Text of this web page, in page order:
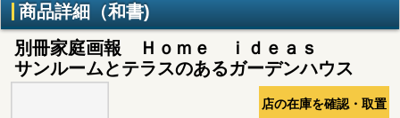
商品詳細（和書)
別冊家庭画報 Ｈｏｍｅ ｉｄｅａｓ
サンルームとテラスのあるガーデンハウス